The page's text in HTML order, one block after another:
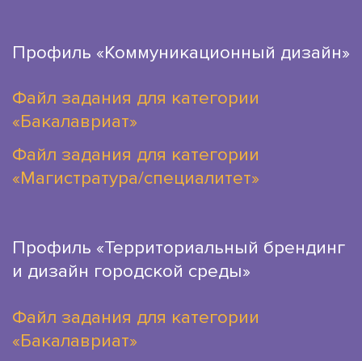
Профиль «Коммуникационный дизайн»
Файл задания для категории
«Бакалавриат»
Файл задания для категории
«Магистратура/специалитет»
Профиль «Территориальный брендинг
и дизайн городской среды»
Файл задания для категории
«Бакалавриат»